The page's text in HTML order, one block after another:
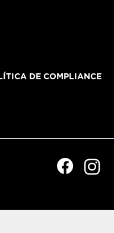
DE COMPLIANCE